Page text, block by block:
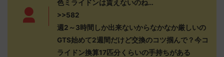
色ミライドンは貰えないのね…
>>582
週2～3時間しか出来ないからなかなか厳しいの
GTS始めて2週間だけど交換のコツ掴んで？今コ
ライドン換算17匹分くらいの手持ちがある